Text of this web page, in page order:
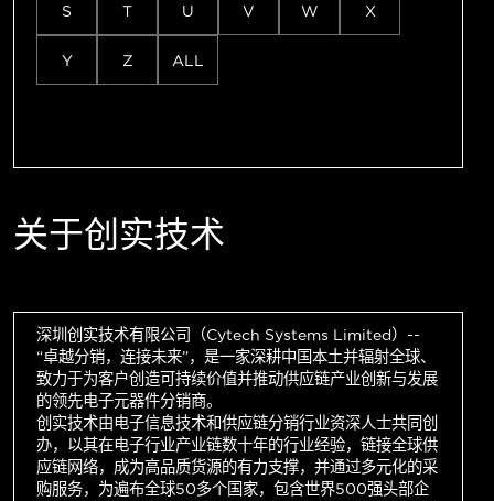
S T U V W X
Y Z ALL
关于创实技术
深圳创实技术有限公司（Cytech Systems Limited）--
“卓越分销，连接未来”，是一家深耕中国本土并辐射全球、
致力于为客户创造可持续价值并推动供应链产业创新与发展
的领先电子元器件分销商。
创实技术由电子信息技术和供应链分销行业资深人士共同创
办，以其在电子行业产业链数十年的行业经验，链接全球供
应链网络，成为高品质货源的有力支撑，并通过多元化的采
购服务，为遍布全球50多个国家，包含世界500强头部企